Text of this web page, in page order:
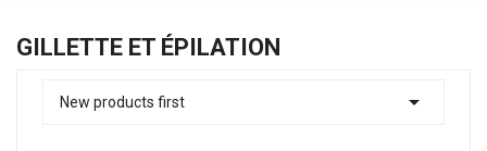
GILLETTE ET ÉPILATION
New products first 